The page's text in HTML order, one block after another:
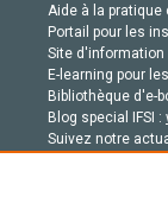
Aide à la pratique
Portail pour les
Site d'information
E-learning pour
Bibliothèque d'e-
Blog special IFSI :
Suivez notre